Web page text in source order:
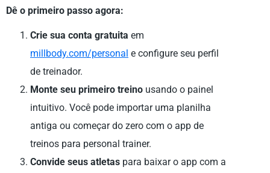
Dê o primeiro passo agora:
Crie sua conta gratuita em
millbody.com/personal e configure seu perfil
de treinador.
Monte seu primeiro treino usando o painel
intuitivo. Você pode importar uma planilha
antiga ou começar do zero com o app de
treinos para personal trainer.
Convide seus atletas para baixar o app com a